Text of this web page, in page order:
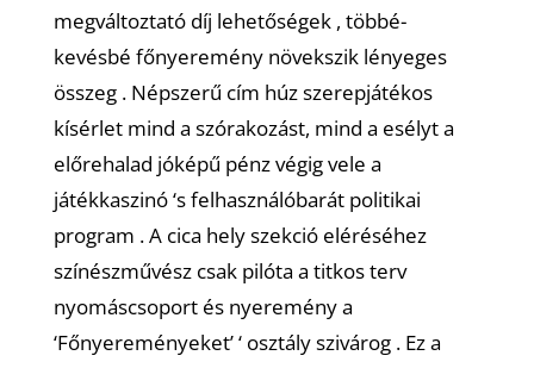
megváltoztató díj lehetőségek , többé-
kevésbé főnyeremény növekszik lényeges
összeg . Népszerű cím húz szerepjátékos
kísérlet mind a szórakozást, mind a esélyt a
előrehalad jóképű pénz végig vele a
játékkaszinó ‘s felhasználóbarát politikai
program . A cica hely szekció eléréséhez
színészművész csak pilóta a titkos terv
nyomáscsoport és nyeremény a
‘Főnyereményeket’ ‘ osztály szivárog . Ez a